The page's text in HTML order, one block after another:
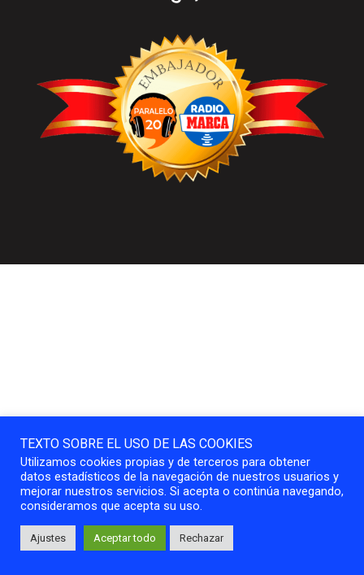
TEXTO SOBRE EL USO DE LAS COOKIES
Utilizamos cookies propias y de terceros para obtener
datos estadísticos de la navegación de nuestros usuarios y
mejorar nuestros servicios. Si acepta o continúa navegando,
consideramos que acepta su uso.
Ajustes Aceptar todo Rechazar